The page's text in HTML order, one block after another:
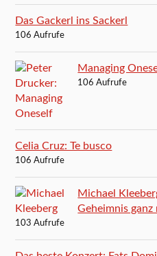
Das Gackerl ins Sackerl
106 Aufrufe
Managing
106 Aufrufe
Celia Cruz: Te busco
106 Aufrufe
Michael
Geheimnis ganz
103 Aufrufe